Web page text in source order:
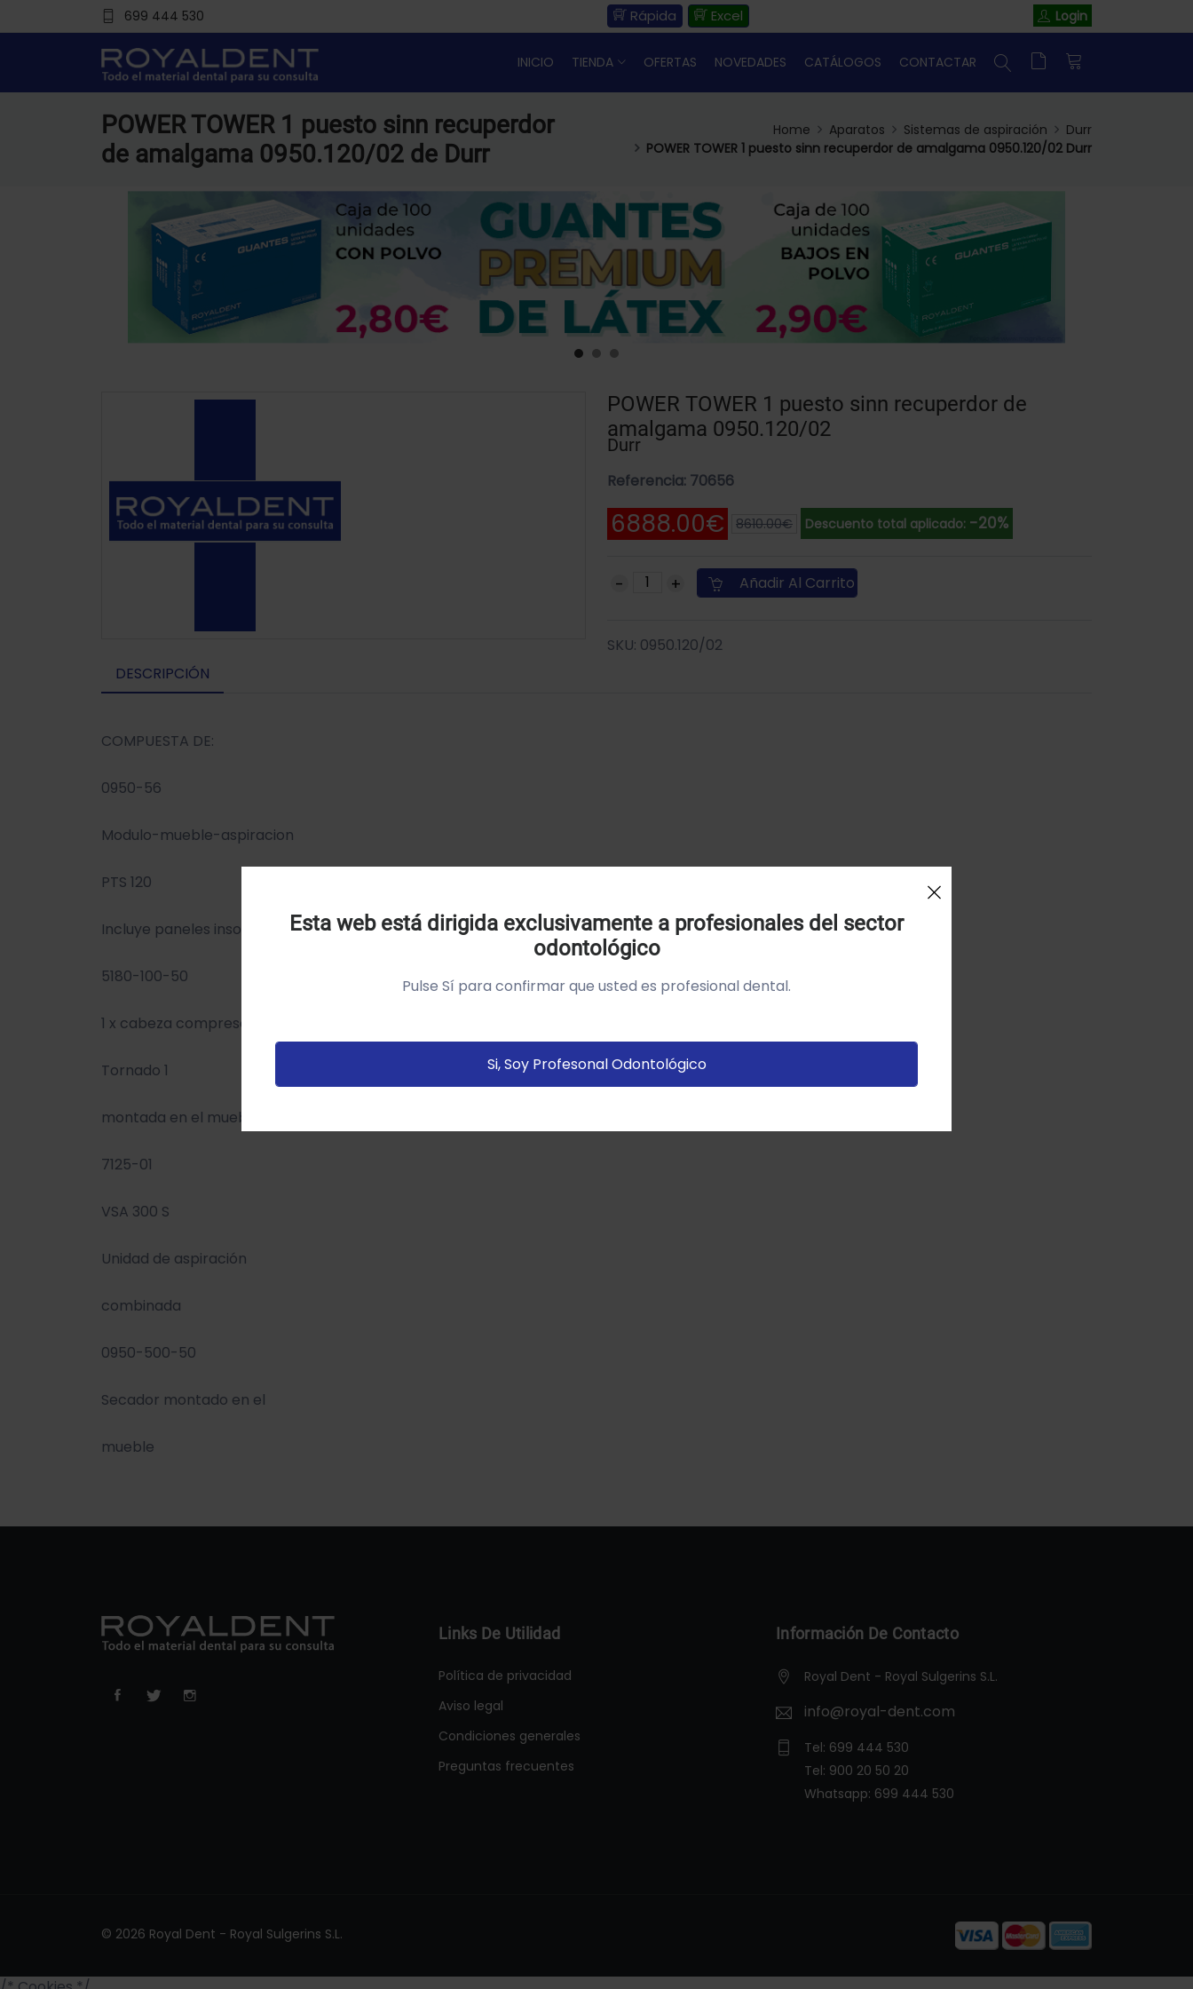
699 444 530 Rápida Excel Login
INICIO TIENDA OFERTAS NOVEDADES CATÁLOGOS CONTACTAR
POWER TOWER 1 puesto sinn recuperdor
de amalgama 0950.120/02 de Durr
Home Aparatos Sistemas de aspiración
Durr
POWER TOWER 1 puesto sinn recuperdor de amalgama 0950.120/02 Durr
POWER TOWER 1 puesto sinn recuperdor de
amalgama 0950.120/02
Durr
Referencia: 70656
6888.00€ 8610.00€ Descuento total aplicado: -20%
Añadir Al Carrito
SKU: 0950.120/02
DESCRIPCIÓN
COMPUESTA DE:
0950-56
Modulo-mueble-aspiracion
PTS 120
Incluye paneles insonorizantes
5180-100-50
1 x cabeza compresor
Tornado 1
montada en el mueble
7125-01
VSA 300 S
Unidad de aspiración
combinada
0950-500-50
Secador montado en el
mueble
Links De Utilidad
Política de privacidad
Aviso legal
Condiciones generales
Preguntas frecuentes
Información De Contacto
Royal Dent - Royal Sulgerins S.L.
info@royal-dent.com
Tel: 699 444 530
Tel: 900 20 50 20
Whatsapp: 699 444 530
© 2026 Royal Dent - Royal Sulgerins S.L.
Utilizamos cookies própias y de terceros para analizar el
tus preferencias sobre la base de un perfil elaborado a
vistitadas).Política de cookies
Esta web está dirigida exclusivamente a profesionales del sector
odontológico
Pulse Sí para confirmar que usted es profesional dental.
Si, Soy Profesonal Odontológico